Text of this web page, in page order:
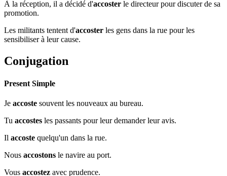
À la réception, il a décidé d'accoster le directeur pour discuter de sa
promotion.
Les militants tentent d'accoster les gens dans la rue pour les
sensibiliser à leur cause.
Conjugation
Present Simple
Je accoste souvent les nouveaux au bureau.
Tu accostes les passants pour leur demander leur avis.
Il accoste quelqu'un dans la rue.
Nous accostons le navire au port.
Vous accostez avec prudence.